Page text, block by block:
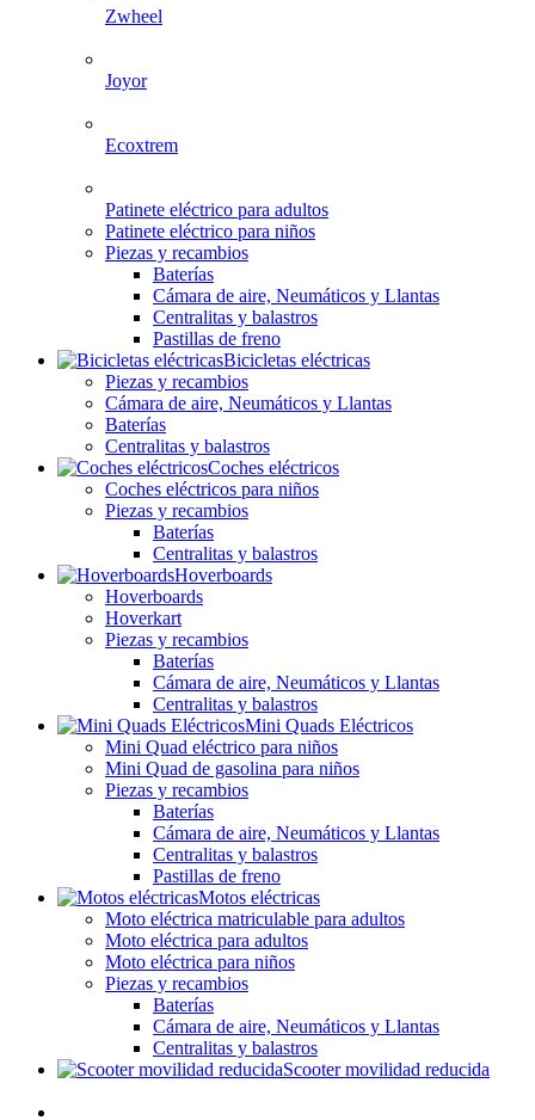
Zwheel
Joyor
Ecoxtrem
Patinete eléctrico para adultos
Patinete eléctrico para niños
Piezas y recambios
Baterías
Cámara de aire, Neumáticos y Llantas
Centralitas y balastros
Pastillas de freno
Bicicletas eléctricas
Piezas y recambios
Cámara de aire, Neumáticos y Llantas
Baterías
Centralitas y balastros
Coches eléctricos
Coches eléctricos para niños
Piezas y recambios
Baterías
Centralitas y balastros
Hoverboards
Hoverboards
Hoverkart
Piezas y recambios
Baterías
Cámara de aire, Neumáticos y Llantas
Centralitas y balastros
Mini Quads Eléctricos
Mini Quad eléctrico para niños
Mini Quad de gasolina para niños
Piezas y recambios
Baterías
Cámara de aire, Neumáticos y Llantas
Centralitas y balastros
Pastillas de freno
Motos eléctricas
Moto eléctrica matriculable para adultos
Moto eléctrica para adultos
Moto eléctrica para niños
Piezas y recambios
Baterías
Cámara de aire, Neumáticos y Llantas
Centralitas y balastros
Scooter movilidad reducida